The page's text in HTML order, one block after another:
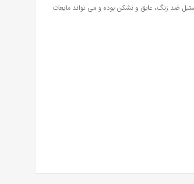
ضد زنگ، عایق و نشکن بوده و می تواند مایعات